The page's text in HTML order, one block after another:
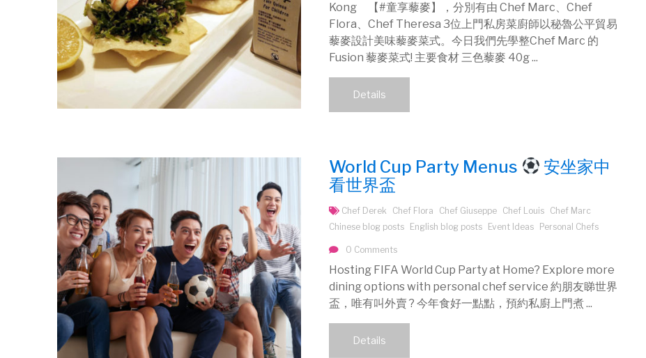
Kong 【#童享藜麥】，分別有由 Chef Marc、Chef
Flora、Chef Theresa 3位上門私房菜廚師以秘魯公平貿易
藜麥設計美味藜麥菜式。今日我們先學整Chef Marc 的
Fusion 藜麥菜式! 主要食材 三色藜麥 40g ...
Details
World Cup Party Menus
安坐家中
看世界盃
Chef Derek Chef Flora Chef Giuseppe Chef Louis Chef Marc
Chinese blog posts English blog posts Event Ideas Personal Chefs
0 Comments
Hosting FIFA World Cup Party at Home? Explore more
dining options with personal chef service 約朋友睇世界
盃，唯有叫外賣 ? 今年食好一點點，預約私廚上門煮 ...
Details